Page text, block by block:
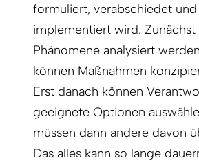
formuliert, verabschiedet
implementiert wird. Zunächst
Phänomene analysiert
können Maßnahmen
Erst danach können
geeignete Optionen
müssen dann andere davon
Das alles kann so lange